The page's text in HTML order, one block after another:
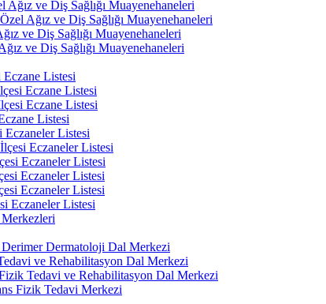
Ağız ve Diş Sağlığı Muayenehaneleri
Ağız ve Diş Sağlığı Muayenehaneleri
ve Diş Sağlığı Muayenehaneleri
ve Diş Sağlığı Muayenehaneleri
Listesi
Eczane Listesi
Eczane Listesi
Listesi
Listesi
Eczaneler Listesi
Eczaneler Listesi
Eczaneler Listesi
Eczaneler Listesi
Eczaneler Listesi
Derimer Dermatoloji Dal Merkezi
ve Rehabilitasyon Dal Merkezi
Tedavi ve Rehabilitasyon Dal Merkezi
Fizik Tedavi Merkezi